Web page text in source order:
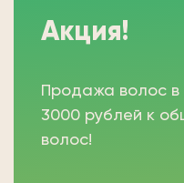
Акция!
Продажа волос
3000 рублей к
волос!